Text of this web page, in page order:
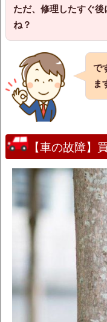
ただ、修理したすぐ
ね？
で
ま
【車の故障】